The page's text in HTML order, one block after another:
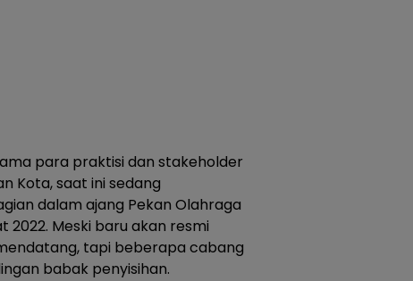
para praktisi dan stakeholder
Kota, saat ini sedang
dalam ajang Pekan Olahraga
2022. Meski baru akan resmi
tapi beberapa cabang
babak penyisihan.